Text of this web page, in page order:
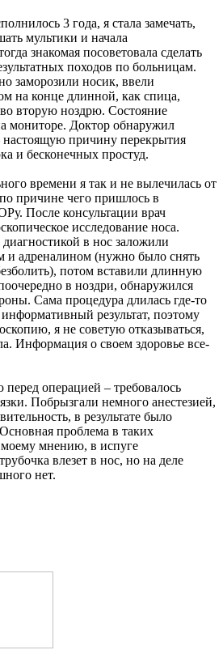
3 года, я стала замечать,
мультики и начала
знакомая посоветовала сделать
походов по больницам.
заморозили носик, ввели
на конце длинной, как спица,
вторую ноздрю. Состояние
мониторе. Доктор обнаружил
причину перекрытия
и бесконечных простуд.
времени я так и не вылечилась от
причине чего пришлось в
После консультации врач
исследование носа.
в нос заложили
и адреналином (нужно было снять
потом вставили длинную
в ноздри, обнаружился
Сама процедура длилась где-то
результат, поэтому
я не советую отказываться,
Информация о своем здоровье все-
операцией – требовалось
Побрызгали немного анестезией,
в результате было
проблема в таких
моему мнению, в испуге
влезет в нос, но на деле
нет.